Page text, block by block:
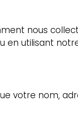
nous
en utilisant
votre nom,